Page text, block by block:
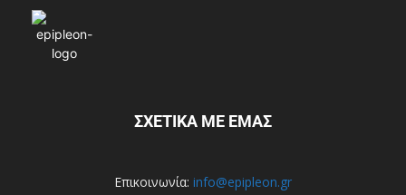
ΣΧΕΤΙΚΑ ΜΕ ΕΜΑΣ
Επικοινωνία: info@epipleon.gr